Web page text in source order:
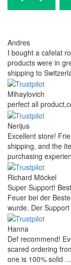
Andres
I bought a cafelat
products were in
shipping to
Mihaylovich
perfect all
Nerijus
Excellent store!
shipping, and the
purchasing
Richard Möckel
Super Support!
Feuer bei der
wurde. Der
Hanna
Def recommend!
scared ordering
one is 100% solid ...